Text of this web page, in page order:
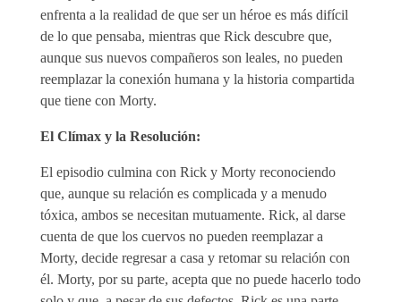
enfrenta a la realidad de que ser un héroe es más difícil
de lo que pensaba, mientras que Rick descubre que,
aunque sus nuevos compañeros son leales, no pueden
reemplazar la conexión humana y la historia compartida
que tiene con Morty.
El Clímax y la Resolución:
El episodio culmina con Rick y Morty reconociendo
que, aunque su relación es complicada y a menudo
tóxica, ambos se necesitan mutuamente. Rick, al darse
cuenta de que los cuervos no pueden reemplazar a
Morty, decide regresar a casa y retomar su relación con
él. Morty, por su parte, acepta que no puede hacerlo todo